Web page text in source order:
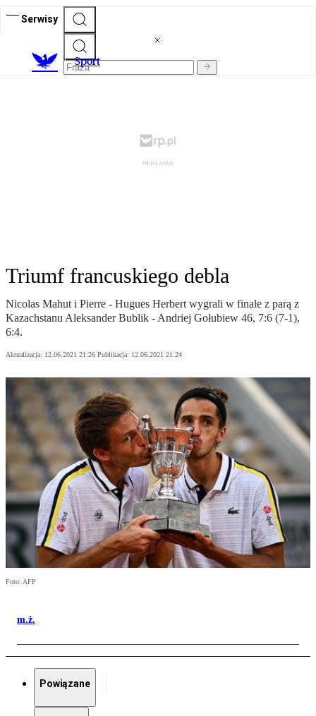
Serwisy
Sport
Triumf francuskiego debla
Nicolas Mahut i Pierre - Hugues Herbert wygrali w finale z parą z
Kazachstanu Aleksander Bublik - Andriej Gołubiew 46, 7:6 (7-1),
6:4.
Aktualizacja: 12.06.2021 21:26 Publikacja: 12.06.2021 21:24
Foto: AFP
m.ż.
Powiązane